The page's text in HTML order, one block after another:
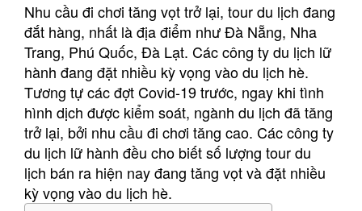
Nhu cầu đi chơi tăng vọt trở lại, tour du lịch đang
đắt hàng, nhất là địa điểm như Đà Nẵng, Nha
Trang, Phú Quốc, Đà Lạt. Các công ty du lịch lữ
hành đang đặt nhiều kỳ vọng vào du lịch hè.
Tương tự các đợt Covid-19 trước, ngay khi tình
hình dịch được kiểm soát, ngành du lịch đã tăng
trở lại, bởi nhu cầu đi chơi tăng cao. Các công ty
du lịch lữ hành đều cho biết số lượng tour du
lịch bán ra hiện nay đang tăng vọt và đặt nhiều
kỳ vọng vào du lịch hè.